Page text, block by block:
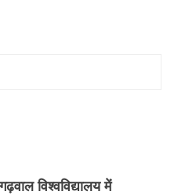
विश्वविद्यालय में